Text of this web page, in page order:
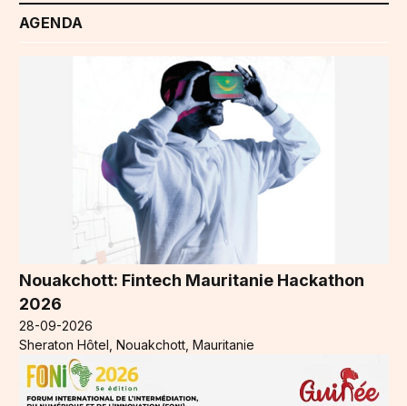
AGENDA
Nouakchott: Fintech Mauritanie Hackathon
2026
28-09-2026
Sheraton Hôtel, Nouakchott, Mauritanie